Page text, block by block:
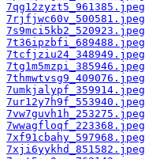
7qg12zyzt5_961385.jpeg
7rjfjwc60v_500581.jpeg
7s9mci5kb2_520923.jpeg
7t36ipzbfi_689488.jpeg
7tcfjziu24_348949.jpeg
7tg1m5mzpi_385946.jpeg
7thmwtvsg9_409076.jpeg
7umkjalypf_359914.jpeg
7ur12y7h9f_553940.jpeg
7vw7guvh1h_253275.jpeg
7wwagfloqf_223368.jpeg
7xf91cbahy_597968.jpeg
7xji6yykhd_851582.jpeg